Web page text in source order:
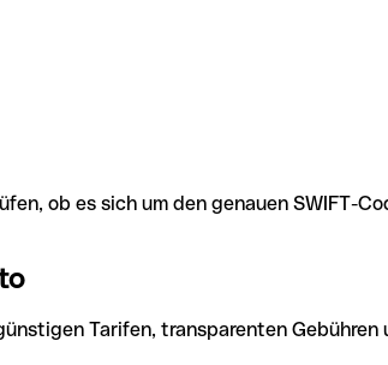
ob es sich um den genauen SWIFT-
Tarifen, transparenten Gebühren